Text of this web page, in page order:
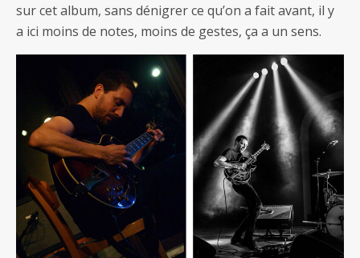
sur cet album, sans dénigrer ce qu’on a fait avant, il y
a ici moins de notes, moins de gestes, ça a un sens.